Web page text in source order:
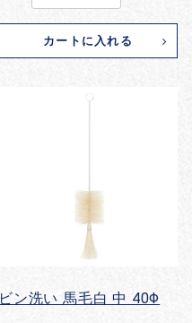
カートに入れる
ビン洗い 馬毛白 中 40Φ